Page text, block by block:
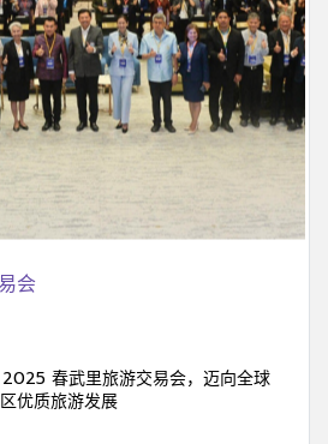
会
春武里旅游交易会，迈向全球
优质旅游发展